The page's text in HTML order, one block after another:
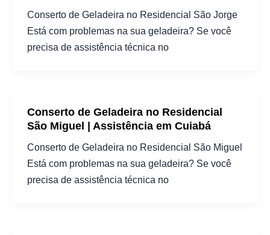
Conserto de Geladeira no Residencial São Jorge
Está com problemas na sua geladeira? Se você
precisa de assistência técnica no
Conserto de Geladeira no Residencial
São Miguel | Assistência em Cuiabá
Conserto de Geladeira no Residencial São Miguel
Está com problemas na sua geladeira? Se você
precisa de assistência técnica no